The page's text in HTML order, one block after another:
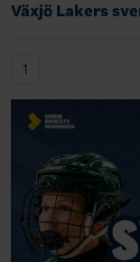
Växjö Lakers
1